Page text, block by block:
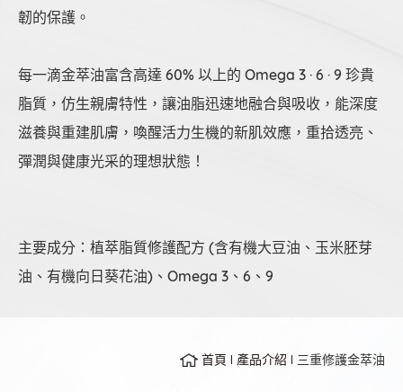
韌的保護。
每一滴金萃油富含高達 60% 以上的 Omega 3 · 6 · 9 珍貴
脂質，仿生親膚特性，讓油脂迅速地融合與吸收，能深度
滋養與重建肌膚，喚醒活力生機的新肌效應，重拾透亮、
彈潤與健康光采的理想狀態！
主要成分：植萃脂質修護配方 (含有機大豆油、玉米胚芽
油、有機向日葵花油)、Omega 3、6、9
首頁 產品介紹 三重修護金萃油